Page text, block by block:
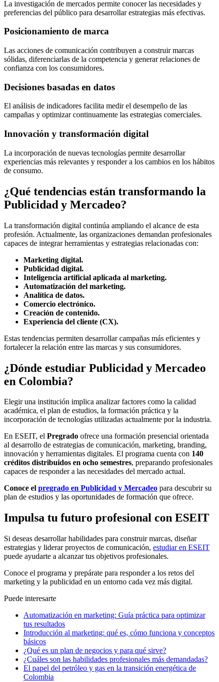
La investigación de mercados permite conocer las necesidades y
preferencias del público para desarrollar estrategias más efectivas.
Posicionamiento de marca
Las acciones de comunicación contribuyen a construir marcas
sólidas, diferenciarlas de la competencia y generar relaciones de
confianza con los consumidores.
Decisiones basadas en datos
El análisis de indicadores facilita medir el desempeño de las
campañas y optimizar continuamente las estrategias comerciales.
Innovación y transformación digital
La incorporación de nuevas tecnologías permite desarrollar
experiencias más relevantes y responder a los cambios en los hábitos
de consumo.
¿Qué tendencias están transformando la
Publicidad y Mercadeo?
La transformación digital continúa ampliando el alcance de esta
profesión. Actualmente, las organizaciones demandan profesionales
capaces de integrar herramientas y estrategias relacionadas con:
Marketing digital.
Publicidad digital.
Inteligencia artificial aplicada al marketing.
Automatización del marketing.
Analítica de datos.
Comercio electrónico.
Creación de contenido.
Experiencia del cliente (CX).
Estas tendencias permiten desarrollar campañas más eficientes y
fortalecer la relación entre las marcas y sus consumidores.
¿Dónde estudiar Publicidad y Mercadeo
en Colombia?
Elegir una institución implica analizar factores como la calidad
académica, el plan de estudios, la formación práctica y la
incorporación de tecnologías utilizadas actualmente por la industria.
En ESEIT, el Pregrado ofrece una formación presencial orientada
al desarrollo de estrategias de comunicación, marketing, branding,
innovación y herramientas digitales. El programa cuenta con 140
créditos distribuidos en ocho semestres, preparando profesionales
capaces de responder a las necesidades del mercado actual.
Conoce el pregrado en Publicidad y Mercadeo para descubrir su
plan de estudios y las oportunidades de formación que ofrece.
Impulsa tu futuro profesional con ESEIT
Si deseas desarrollar habilidades para construir marcas, diseñar
estrategias y liderar proyectos de comunicación, estudiar en ESEIT
puede ayudarte a alcanzar tus objetivos profesionales.
Conoce el programa y prepárate para responder a los retos del
marketing y la publicidad en un entorno cada vez más digital.
Puede interesarte
Automatización en marketing: Guía práctica para optimizar
tus resultados
Introducción al marketing: qué es, cómo funciona y conceptos
básicos
¿Qué es un plan de negocios y para qué sirve?
¿Cuáles son las habilidades profesionales más demandadas?
El papel del petróleo y gas en la transición energética de
Colombia